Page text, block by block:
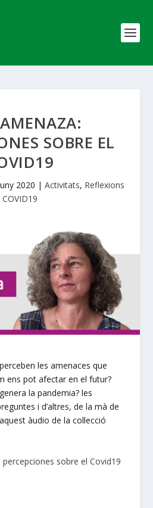
SOBRE EL
2020 | Activitats, Reflexions
COVID19
les amenaces que
ens pot afectar en el futur?
la pandemia? les
i d’altres, de la mà de
àudio de la col·lecció
sobre el Covid19